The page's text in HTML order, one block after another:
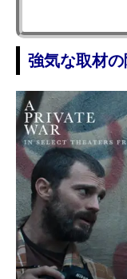
強気な取材